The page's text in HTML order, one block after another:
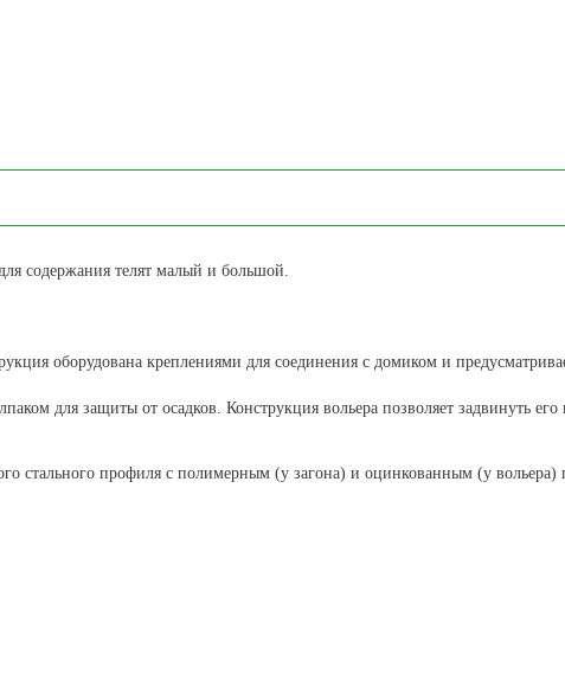
содержания телят малый и большой.
оборудована креплениями для соединения с домиком и
для защиты от осадков. Конструкция вольера позволяет задвинуть
стального профиля с полимерным (у загона) и оцинкованным (у вольера)